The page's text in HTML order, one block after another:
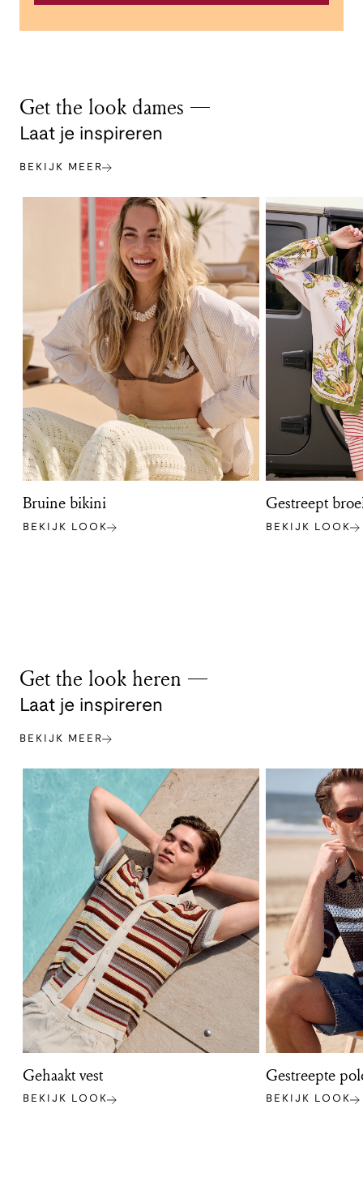
Get the look dames
Laat je inspireren
BEKIJK MEER
Bruine bikini
BEKIJK LOOK
Gestreept
BEKIJK LOOK
Get the look heren
Laat je inspireren
BEKIJK MEER
Gehaakt vest
BEKIJK LOOK
Gestreepte
BEKIJK LOOK